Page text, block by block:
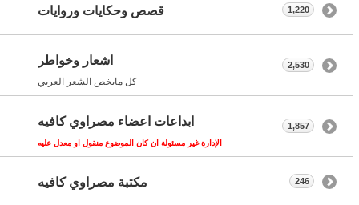
قصص وحكايات وروايات 1,220
اشعار وخواطر
كل مايخص الشعر العربي
2,530
ابداعات اعضاء مصراوي كافيه
الإدارة غير مسئولة ان كان الموضوع منقول او معدل عليه
1,857
مكتبة مصراوي كافيه 246